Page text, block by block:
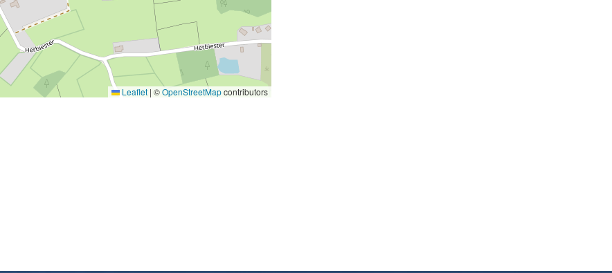
Leaflet | ©OpenStreetMapcontributors